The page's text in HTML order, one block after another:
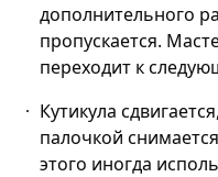
дополнительного
пропускается.
переходит к
Кутикула
палочкой
этого иногда